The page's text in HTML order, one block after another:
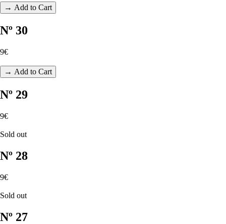
→ Add to Cart
Nº 30
9€
→ Add to Cart
Nº 29
9€
Sold out
Nº 28
9€
Sold out
Nº 27